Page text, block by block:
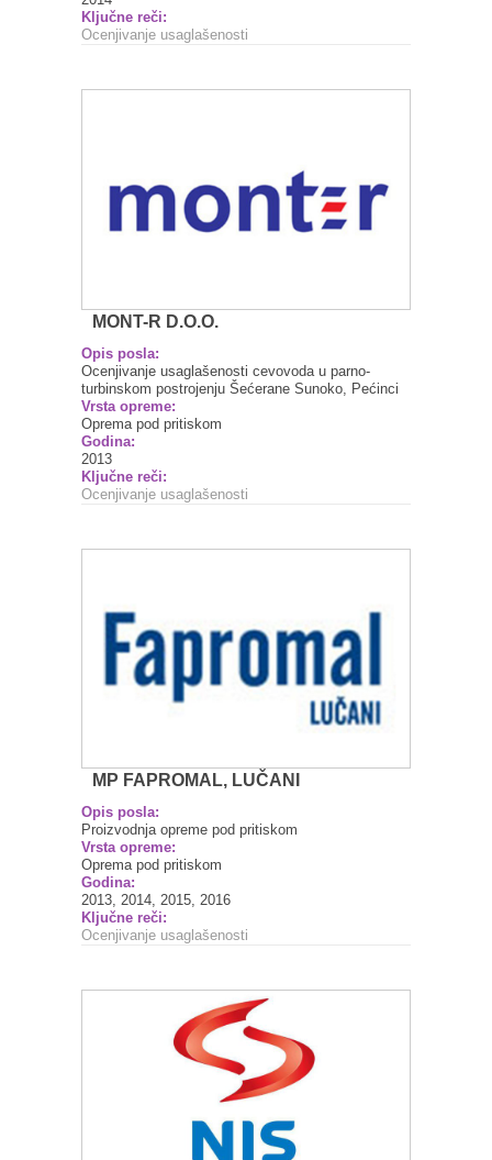
Ključne reči:
Ocenjivanje usaglašenosti
MONT-R D.O.O.
Opis posla:
Ocenjivanje usaglašenosti cevovoda u parno-
turbinskom postrojenju Šećerane Sunoko, Pećinci
Vrsta opreme:
Oprema pod pritiskom
Godina:
2013
Ključne reči:
Ocenjivanje usaglašenosti
MP FAPROMAL, LUČANI
Opis posla:
Proizvodnja opreme pod pritiskom
Vrsta opreme:
Oprema pod pritiskom
Godina:
2013, 2014, 2015, 2016
Ključne reči:
Ocenjivanje usaglašenosti